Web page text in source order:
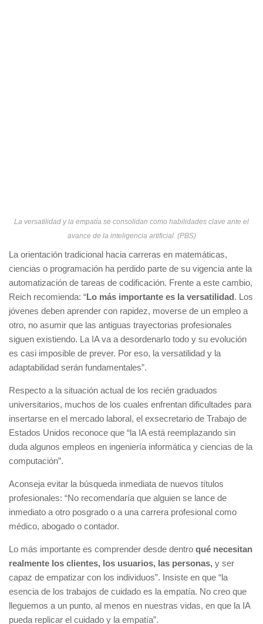
La versatilidad y la empatía se consolidan como habilidades clave ante el
avance de la inteligencia artificial. (PBS)
La orientación tradicional hacia carreras en matemáticas,
ciencias o programación ha perdido parte de su vigencia ante la
automatización de tareas de codificación. Frente a este cambio,
Reich recomienda: “Lo más importante es la versatilidad. Los
jóvenes deben aprender con rapidez, moverse de un empleo a
otro, no asumir que las antiguas trayectorias profesionales
siguen existiendo. La IA va a desordenarlo todo y su evolución
es casi imposible de prever. Por eso, la versatilidad y la
adaptabilidad serán fundamentales”.
Respecto a la situación actual de los recién graduados
universitarios, muchos de los cuales enfrentan dificultades para
insertarse en el mercado laboral, el exsecretario de Trabajo de
Estados Unidos reconoce que “la IA está reemplazando sin
duda algunos empleos en ingeniería informática y ciencias de la
computación”.
Aconseja evitar la búsqueda inmediata de nuevos títulos
profesionales: “No recomendaría que alguien se lance de
inmediato a otro posgrado o a una carrera profesional como
médico, abogado o contador.
Lo más importante es comprender desde dentro qué necesitan
realmente los clientes, los usuarios, las personas, y ser
capaz de empatizar con los individuos”. Insiste en que “la
esencia de los trabajos de cuidado es la empatía. No creo que
lleguemos a un punto, al menos en nuestras vidas, en que la IA
pueda replicar el cuidado y la empatía”.